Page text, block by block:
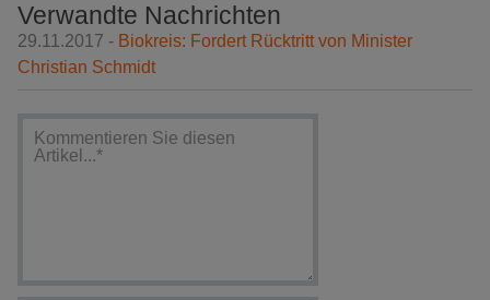
Verwandte Nachrichten
29.11.2017 - Biokreis: Fordert Rücktritt von Minister
Christian Schmidt